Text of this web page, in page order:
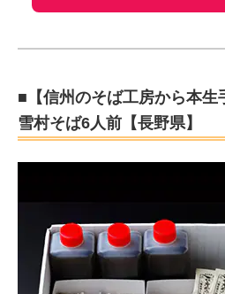
■【信州のそば工房から本生
雪村そば6人前【長野県】